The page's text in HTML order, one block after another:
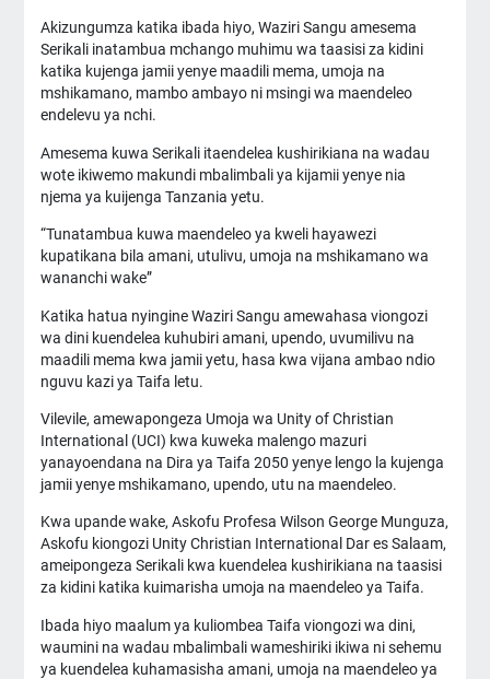
Akizungumza katika ibada hiyo, Waziri Sangu amesema
Serikali inatambua mchango muhimu wa taasisi za kidini
katika kujenga jamii yenye maadili mema, umoja na
mshikamano, mambo ambayo ni msingi wa maendeleo
endelevu ya nchi.
Amesema kuwa Serikali itaendelea kushirikiana na wadau
wote ikiwemo makundi mbalimbali ya kijamii yenye nia
njema ya kuijenga Tanzania yetu.
“Tunatambua kuwa maendeleo ya kweli hayawezi
kupatikana bila amani, utulivu, umoja na mshikamano wa
wananchi wake”
Katika hatua nyingine Waziri Sangu amewahasa viongozi
wa dini kuendelea kuhubiri amani, upendo, uvumilivu na
maadili mema kwa jamii yetu, hasa kwa vijana ambao ndio
nguvu kazi ya Taifa letu.
Vilevile, amewapongeza Umoja wa Unity of Christian
International (UCI) kwa kuweka malengo mazuri
yanayoendana na Dira ya Taifa 2050 yenye lengo la kujenga
jamii yenye mshikamano, upendo, utu na maendeleo.
Kwa upande wake, Askofu Profesa Wilson George Munguza,
Askofu kiongozi Unity Christian International Dar es Salaam,
ameipongeza Serikali kwa kuendelea kushirikiana na taasisi
za kidini katika kuimarisha umoja na maendeleo ya Taifa.
Ibada hiyo maalum ya kuliombea Taifa viongozi wa dini,
waumini na wadau mbalimbali wameshiriki ikiwa ni sehemu
ya kuendelea kuhamasisha amani, umoja na maendeleo ya